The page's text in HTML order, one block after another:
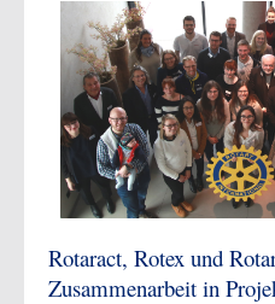
Rotaract, Rotex und
Zusammenarbeit in